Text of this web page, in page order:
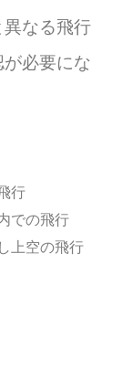
なる飛行
必要にな
行
での飛行
上空の飛行